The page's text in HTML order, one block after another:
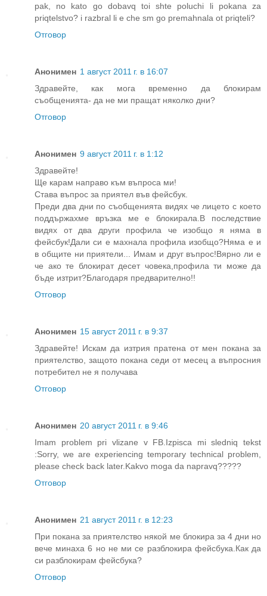
pak, no kato go dobavq toi shte poluchi li pokana za
priqtelstvo? i razbral li e che sm go premahnala ot priqteli?
Отговор
Анонимен 1 август 2011 г. в 16:07
Здравейте, как мога временно да блокирам
съобщенията- да не ми пращат няколко дни?
Отговор
Анонимен 9 август 2011 г. в 1:12
Здравейте!
Ще карам направо към въпроса ми!
Става въпрос за приятел във фейсбук.
Преди два дни по съобщенията видях че лицето с което
поддържахме връзка ме е блокирала.В последствие
видях от два други профила че изобщо я няма в
фейсбук!Дали си е махнала профила изобщо?Няма е и
в общите ни приятели... Имам и друг въпрос!Вярно ли е
че ако те блокират десет човека,профила ти може да
бъде изтрит?Благодаря предварително!!
Отговор
Анонимен 15 август 2011 г. в 9:37
Здравейте! Искам да изтрия пратена от мен покана за
приятелство, защото покана седи от месец а въпросния
потребител не я получава
Отговор
Анонимен 20 август 2011 г. в 9:46
Imam problem pri vlizane v FB.Izpisca mi sledniq tekst
:Sorry, we are experiencing temporary technical problem,
please check back later.Kakvo moga da napravq?????
Отговор
Анонимен 21 август 2011 г. в 12:23
При покана за приятелство някой ме блокира за 4 дни но
вече минаха 6 но не ми се разблокира фейсбука.Как да
си разблокирам фейсбука?
Отговор